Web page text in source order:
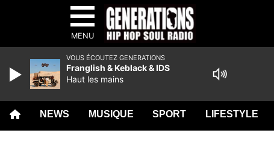
MENU
NEWS MUSIQUE SPORT LIFESTYLE
VOUS ÉCOUTEZ GENERATIONS
Franglish & Keblack & IDS
Haut les mains